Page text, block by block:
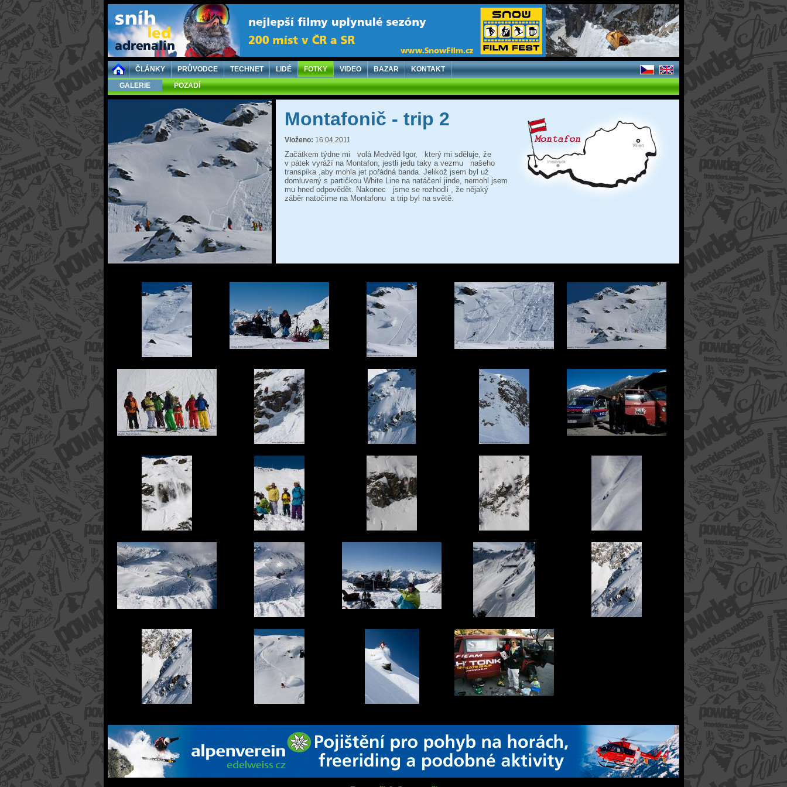
ČLÁNKY PRŮVODCE TECHNET LIDÉ FOTKY VIDEO BAZAR
KONTAKT
GALERIE
POZADÍ
Montafonič - trip 2
Vloženo: 16.04.2011
Začátkem týdne mi volá Medvěd Igor,
který mi sděluje, že
v pátek vyráží na Montafon, jestli jedu taky a vezmu
našeho
transpíka ,aby mohla jet pořádná banda. Jelikož jsem byl už
domluvený s partičkou White Line na natáčení jinde, nemohl jsem
mu hned odpovědět. Nakonec
jsme se rozhodli , že nějaký
záběr natočíme na Montafonu a trip byl na světě.